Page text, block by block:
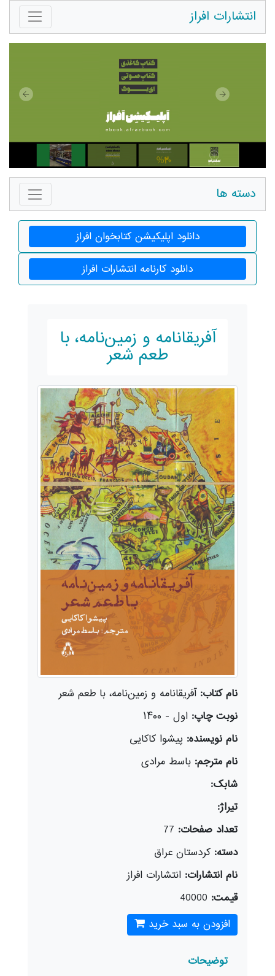
انتشارات افراز
دسته ها
دانلود اپلیکیشن کتابخوان افراز
دانلود کارنامه انتشارات افراز
­آفریقانامه و زمین‌نامه، با
طعم شعر
نام کتاب:­آفریقانامه و زمین‌نامه، با طعم شعر
نوبت چاپ: اول - ۱۴۰۰
نام نویسنده: پیشوا کاکایی
نام مترجم: باسط مرادی
شابک:
تیراژ:
تعداد صفحات: 77
دسته: كردستان عراق
نام انتشارات: انتشارات افراز
قیمت: 40000
افزودن به سبد خرید
توضیحات